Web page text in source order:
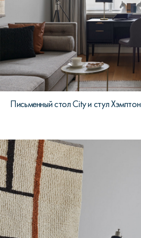
Письменный стол City и стул Хэмптон